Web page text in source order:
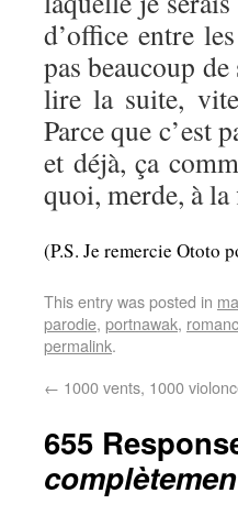
d’office entre
pas beaucoup
lire la suite,
Parce que c’est
et déjà, ça
quoi, merde, à
(P.S. Je remercie Ototo
This entry was posted in
parodie, portnawak,
permalink.
← 1000 vents, 1000
655